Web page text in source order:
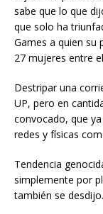
sabe que lo que
que solo ha
Games a quien su
27 mujeres entre
Destripar una
UP, pero en
convocado, que
redes y físicas
Tendencia
simplemente por
también se desdijo.